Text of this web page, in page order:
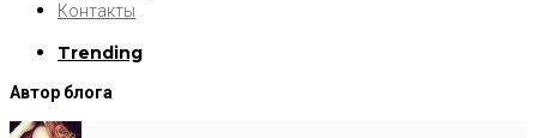
Контакты
Trending
Автор блога